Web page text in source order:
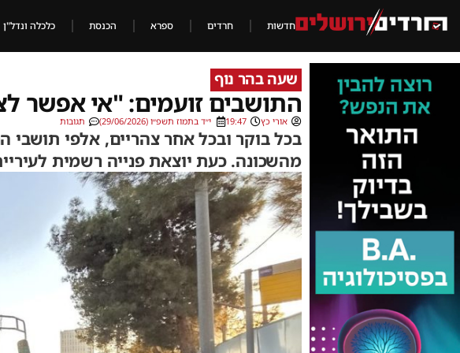
חדשות חרדים ספרא הכנסת כלכלה ונדל"ן
שעה בהר נוף
התושבים זועמים: "אי אפשר
אורי כץ 19:47 י״ד בתמוז תשפ״ו (29/06/2026) תגובות
בכל בוקר ובכל אחר צהריים, אלפי
מהשכונה. כעת יוצאת פנייה רשמית